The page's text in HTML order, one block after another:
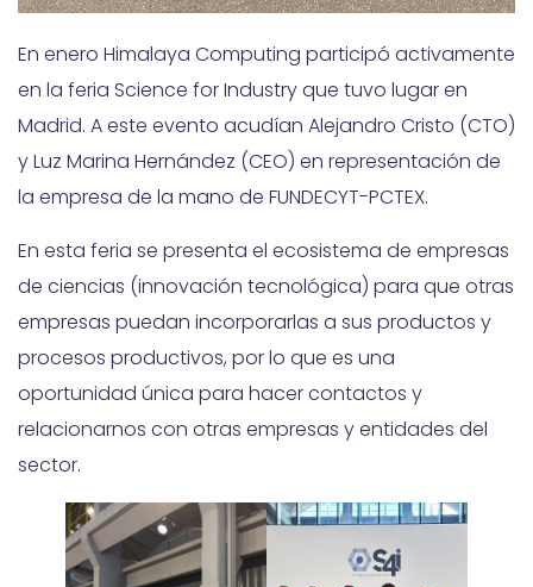
En enero Himalaya Computing participó activamente
en la feria Science for Industry que tuvo lugar en
Madrid. A este evento acudían Alejandro Cristo (CTO)
y Luz Marina Hernández (CEO) en representación de
la empresa de la mano de FUNDECYT-PCTEX.
En esta feria se presenta el ecosistema de empresas
de ciencias (innovación tecnológica) para que otras
empresas puedan incorporarlas a sus productos y
procesos productivos, por lo que es una
oportunidad única para hacer contactos y
relacionarnos con otras empresas y entidades del
sector.